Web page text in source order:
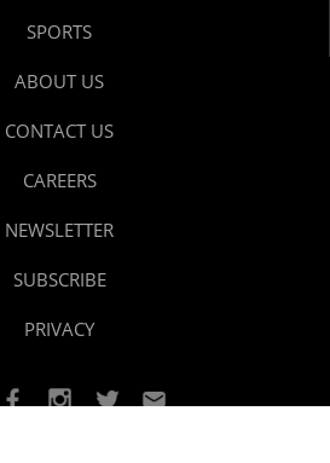
SPORTS
ABOUT US
CONTACT US
CAREERS
NEWSLETTER
SUBSCRIBE
PRIVACY